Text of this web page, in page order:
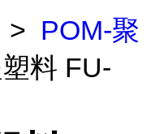
> POM-聚
料 FU-